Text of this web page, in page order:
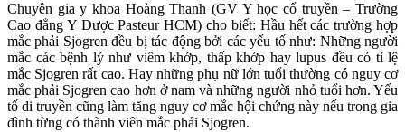
Chuyên gia y khoa Hoàng Thanh (GV Y học cổ truyền – Trường
Cao đẳng Y Dược Pasteur HCM) cho biết: Hầu hết các trường hợp
mắc phải Sjogren đều bị tác động bởi các yếu tố như: Những người
mắc các bệnh lý như viêm khớp, thấp khớp hay lupus đều có tỉ lệ
mắc Sjogren rất cao. Hay những phụ nữ lớn tuổi thường có nguy cơ
mắc phải Sjogren cao hơn ở nam và những người nhỏ tuổi hơn. Yếu
tố di truyền cũng làm tăng nguy cơ mắc hội chứng này nếu trong gia
đình từng có thành viên mắc phải Sjogren.